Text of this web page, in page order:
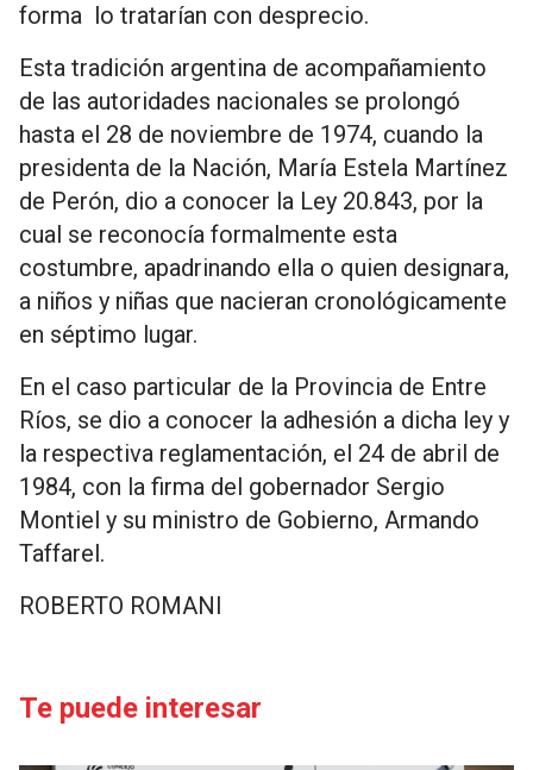
forma lo tratarían con desprecio.
Esta tradición argentina de acompañamiento
de las autoridades nacionales se prolongó
hasta el 28 de noviembre de 1974, cuando la
presidenta de la Nación, María Estela Martínez
de Perón, dio a conocer la Ley 20.843, por la
cual se reconocía formalmente esta
costumbre, apadrinando ella o quien designara,
a niños y niñas que nacieran cronológicamente
en séptimo lugar.
En el caso particular de la Provincia de Entre
Ríos, se dio a conocer la adhesión a dicha ley y
la respectiva reglamentación, el 24 de abril de
1984, con la firma del gobernador Sergio
Montiel y su ministro de Gobierno, Armando
Taffarel.
ROBERTO ROMANI
Te puede interesar